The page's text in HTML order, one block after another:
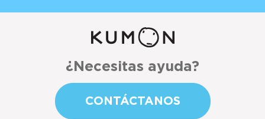
¿Necesitas ayuda?
CONTÁCTANOS